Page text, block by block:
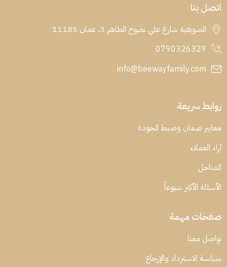
اتصل بنا
الصويفية شارع علي نصوح الطاهر 3، عمان 11185
0790326329
info@beewayfamily.com
روابط سريعة
معايير ضمان وضبط الجودة
آراء العملاء
المناحل
الأسئلة الأكثر شيوعاً
صفحات مهمة
تواصل معنا
سياسة الاسترداد والإرجاع